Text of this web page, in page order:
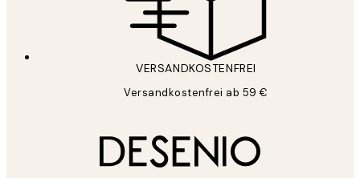
VERSANDKOSTENFREI
Versandkostenfrei ab 59 €